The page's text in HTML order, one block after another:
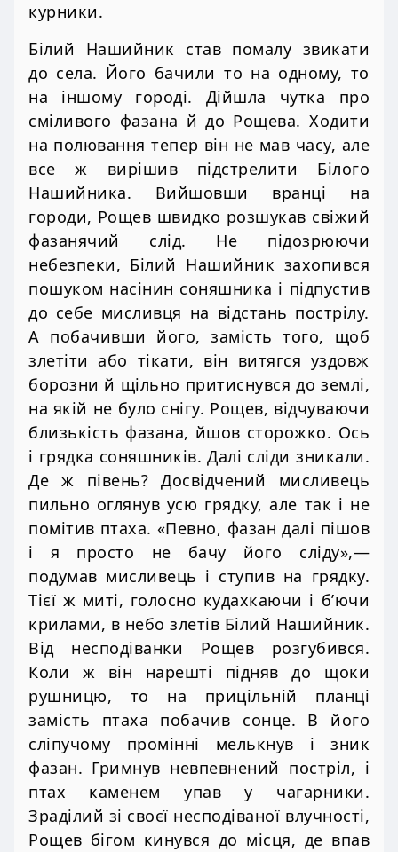
курники.
Білий Нашийник став помалу звикати
до села. Його бачили то на одному, то
на іншому городі. Дійшла чутка про
сміливого фазана й до Рощева. Ходити
на полювання тепер він не мав часу, але
все ж вирішив підстрелити Білого
Нашийника. Вийшовши вранці на
городи, Рощев швидко розшукав свіжий
фазанячий слід. Не підозрюючи
небезпеки, Білий Нашийник захопився
пошуком насінин соняшника і підпустив
до себе мисливця на відстань пострілу.
А побачивши його, замість того, щоб
злетіти або тікати, він витягся уздовж
борозни й щільно притиснувся до землі,
на якій не було снігу. Рощев, відчуваючи
близькість фазана, йшов сторожко. Ось
і грядка соняшників. Далі сліди зникали.
Де ж півень? Досвідчений мисливець
пильно оглянув усю грядку, але так і не
помітив птаха. «Певно, фазан далі пішов
і я просто не бачу його сліду»,—
подумав мисливець і ступив на грядку.
Тієї ж миті, голосно кудахкаючи і б’ючи
крилами, в небо злетів Білий Нашийник.
Від несподіванки Рощев розгубився.
Коли ж він нарешті підняв до щоки
рушницю, то на прицільній планці
замість птаха побачив сонце. В його
сліпучому промінні мелькнув і зник
фазан. Гримнув невпевнений постріл, і
птах каменем упав у чагарники.
Зраділий зі своєї несподіваної влучності,
Рощев бігом кинувся до місця, де впав